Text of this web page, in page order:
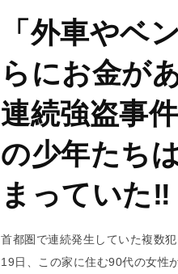
「外車やベ
らにお金が
連続強盗事
の少年たち
まっていた‼
首都圏で連続発生していた複数
19日、この家に住む90代の女性